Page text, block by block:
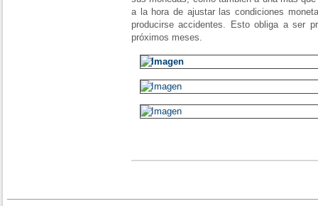
a la hora de ajustar las condiciones
producirse accidentes. Esto obliga a ser
próximos meses.